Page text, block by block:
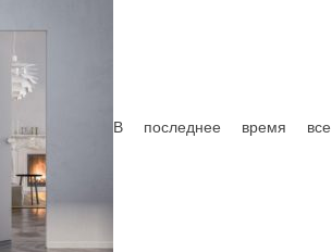
В последнее время все